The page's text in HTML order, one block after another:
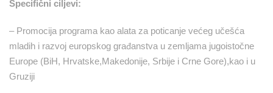
Specifični ciljevi:
– Promocija programa kao alata za poticanje većeg učešća
mladih i razvoj europskog građanstva u zemljama jugoistočne
Europe (BiH, Hrvatske,Makedonije, Srbije i Crne Gore),kao i u
Gruziji